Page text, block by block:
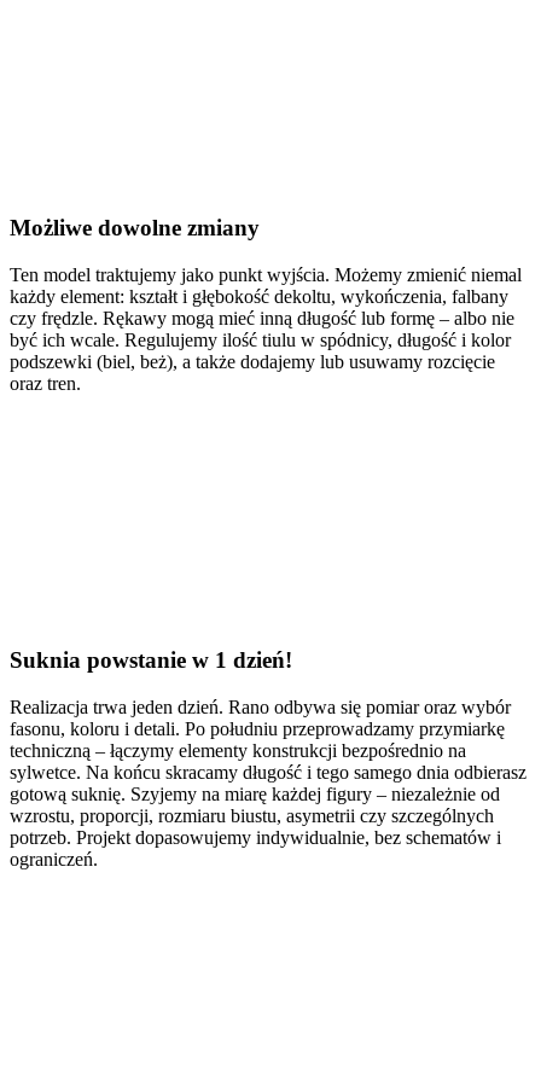
Możliwe dowolne zmiany
Ten model traktujemy jako punkt wyjścia. Możemy zmienić niemal
każdy element: kształt i głębokość dekoltu, wykończenia, falbany
czy frędzle. Rękawy mogą mieć inną długość lub formę – albo nie
być ich wcale. Regulujemy ilość tiulu w spódnicy, długość i kolor
podszewki (biel, beż), a także dodajemy lub usuwamy rozcięcie
oraz tren.
Suknia powstanie w 1 dzień!
Realizacja trwa jeden dzień. Rano odbywa się pomiar oraz wybór
fasonu, koloru i detali. Po południu przeprowadzamy przymiarkę
techniczną – łączymy elementy konstrukcji bezpośrednio na
sylwetce. Na końcu skracamy długość i tego samego dnia odbierasz
gotową suknię. Szyjemy na miarę każdej figury – niezależnie od
wzrostu, proporcji, rozmiaru biustu, asymetrii czy szczególnych
potrzeb. Projekt dopasowujemy indywidualnie, bez schematów i
ograniczeń.